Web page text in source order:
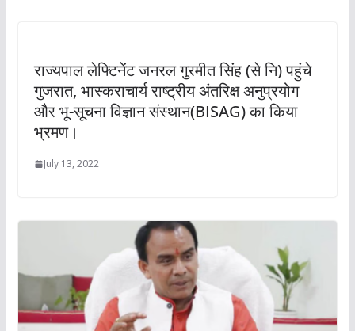
राज्यपाल लेफ्टिनेंट जनरल गुरमीत सिंह (से नि) पहुंचे
गुजरात, भास्कराचार्य राष्ट्रीय अंतरिक्ष अनुप्रयोग
और भू-सूचना विज्ञान संस्थान(BISAG) का किया
भ्रमण।
July 13, 2022